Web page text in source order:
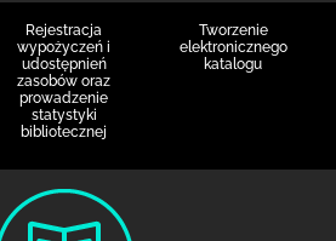
Rejestracja
wypożyczeń i
udostępnień
zasobów oraz
prowadzenie
statystyki
bibliotecznej
Tworzenie
elektronicznego
katalogu